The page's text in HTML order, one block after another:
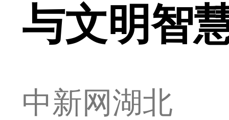
与文明智
中新网湖北